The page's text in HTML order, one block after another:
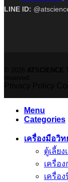
LINE ID:
Menu
Categories
เครื่องมือวิ
ตู้เลี้ยง
เครื่อ
เครื่อ